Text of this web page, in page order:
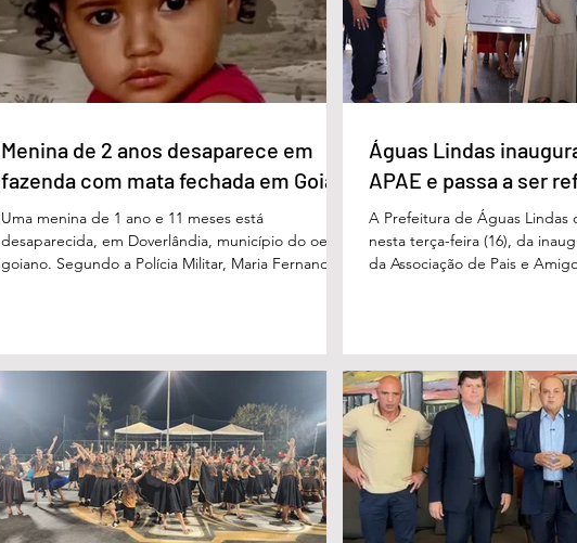
3%, e
educadores muito mais do
Menina de 2 anos desaparece em
fazenda com mata fechada em Goiás
Uma menina de 1 ano e 11 meses está
desaparecida, em Doverlândia, município do oeste
goiano. Segundo a Polícia Militar, Maria Fernanda
terça-feira (16/6) não havia sido localizada. O Corpo
de Bombeiros realiza buscas na região, que é de
mata fechada e próxima ao Rio Paraíso. De acordo
com o tenente Vivaldo Alves da Silva Filho, da Polí
Águas Lindas
APAE e passa a ser
A Prefeitura de Águas Lindas
nesta terça-feira (16), da
da Associação de Pais e
avanço nas políticas públicas
especializada e atendimento
pessoas com deficiência. A
projetada para oferecer